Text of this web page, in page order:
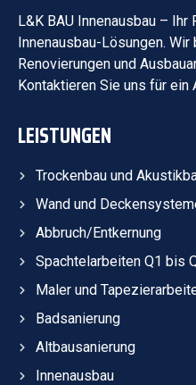
L&K BAU Innenausbau –
Innenausbau-Lösungen.
Renovierungen und
Kontaktieren Sie uns für ein
LEISTUNGEN
Trockenbau und
Wand und
Abbruch/Entkernung
Spachtelarbeiten Q1 bis
Maler und
Badsanierung
Altbausanierung
Innenausbau